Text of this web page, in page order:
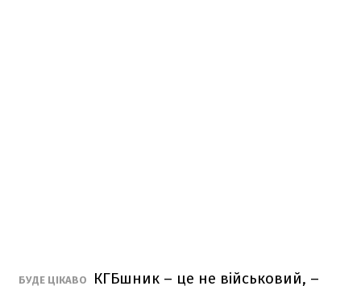
БУДЕ ЦІКАВО
КГБшник – це не військовий, –